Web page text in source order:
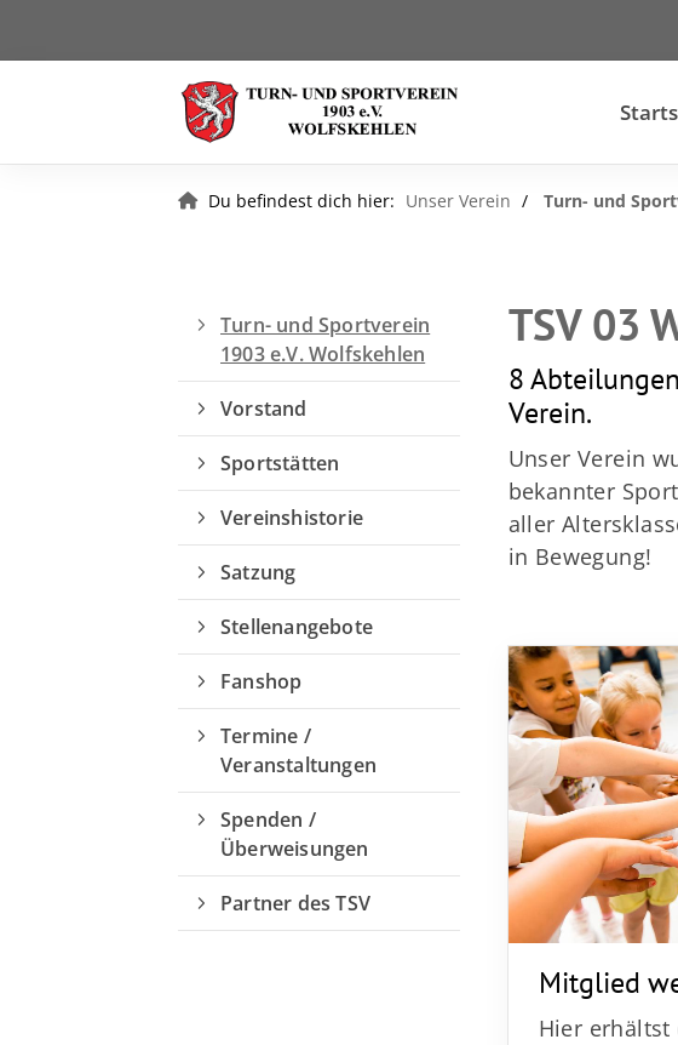
Du befindest dich hier: Unser Verein Turn- und
TSV 03
8
Verein.
Unser Verein
bekannter
aller
in Bewegung!
Mitglied
Hier
Turn- und Sportverein
1903 e.V. Wolfskehlen
Vorstand
Sportstätten
Vereinshistorie
Satzung
Stellenangebote
Fanshop
Termine /
Veranstaltungen
Spenden /
Überweisungen
Partner des TSV
Quicklinks
Sportangebote finden
Unser Sportangebot
Sportsuche
Ausfälle und Vertretungen
Deutsches Sportabzeichen